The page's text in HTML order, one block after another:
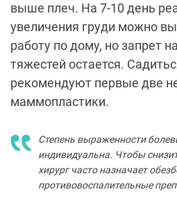
выше плеч. На 7-10 день
увеличения груди можно
работу по дому, но запрет
тяжестей остается.
рекомендуют первые две
маммопластики.
Степень выраженности
индивидуальна. Чтобы
хирург часто назначает
противовоспалительные